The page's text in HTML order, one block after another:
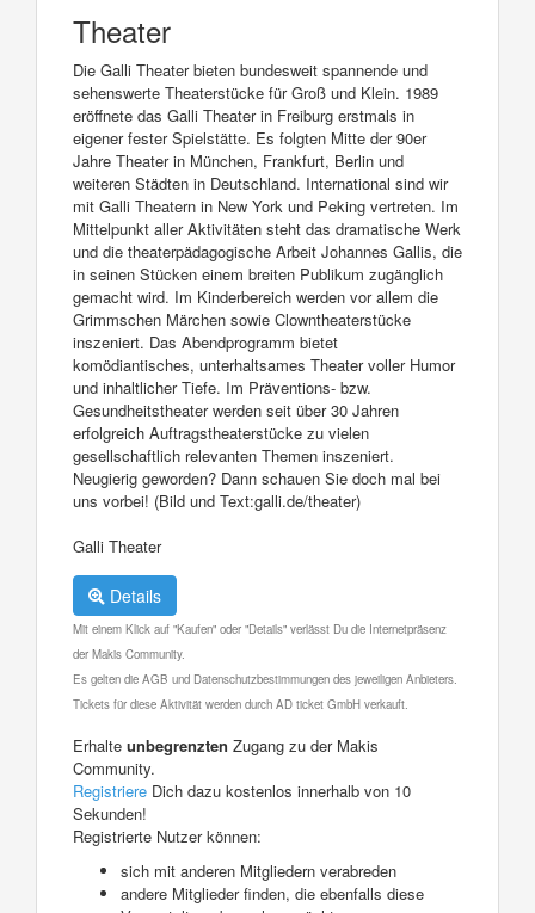
Theater
Die Galli Theater bieten bundesweit spannende und
sehenswerte Theaterstücke für Groß und Klein. 1989
eröffnete das Galli Theater in Freiburg erstmals in
eigener fester Spielstätte. Es folgten Mitte der 90er
Jahre Theater in München, Frankfurt, Berlin und
weiteren Städten in Deutschland. International sind wir
mit Galli Theatern in New York und Peking vertreten. Im
Mittelpunkt aller Aktivitäten steht das dramatische Werk
und die theaterpädagogische Arbeit Johannes Gallis, die
in seinen Stücken einem breiten Publikum zugänglich
gemacht wird. Im Kinderbereich werden vor allem die
Grimmschen Märchen sowie Clowntheaterstücke
inszeniert. Das Abendprogramm bietet
komödiantisches, unterhaltsames Theater voller Humor
und inhaltlicher Tiefe. Im Präventions- bzw.
Gesundheitstheater werden seit über 30 Jahren
erfolgreich Auftragstheaterstücke zu vielen
gesellschaftlich relevanten Themen inszeniert.
Neugierig geworden? Dann schauen Sie doch mal bei
uns vorbei! (Bild und Text:galli.de/theater)
Galli Theater
Details
Mit einem Klick auf "Kaufen" oder "Details" verlässt Du die Internetpräsenz
der Makis Community.
Es gelten die AGB und Datenschutzbestimmungen des jeweiligen Anbieters.
Tickets für diese Aktivität werden durch AD ticket GmbH verkauft.
Erhalte unbegrenzten Zugang zu der Makis
Community.
Registriere Dich dazu kostenlos innerhalb von 10
Sekunden!
Registrierte Nutzer können:
sich mit anderen Mitgliedern verabreden
andere Mitglieder finden, die ebenfalls diese